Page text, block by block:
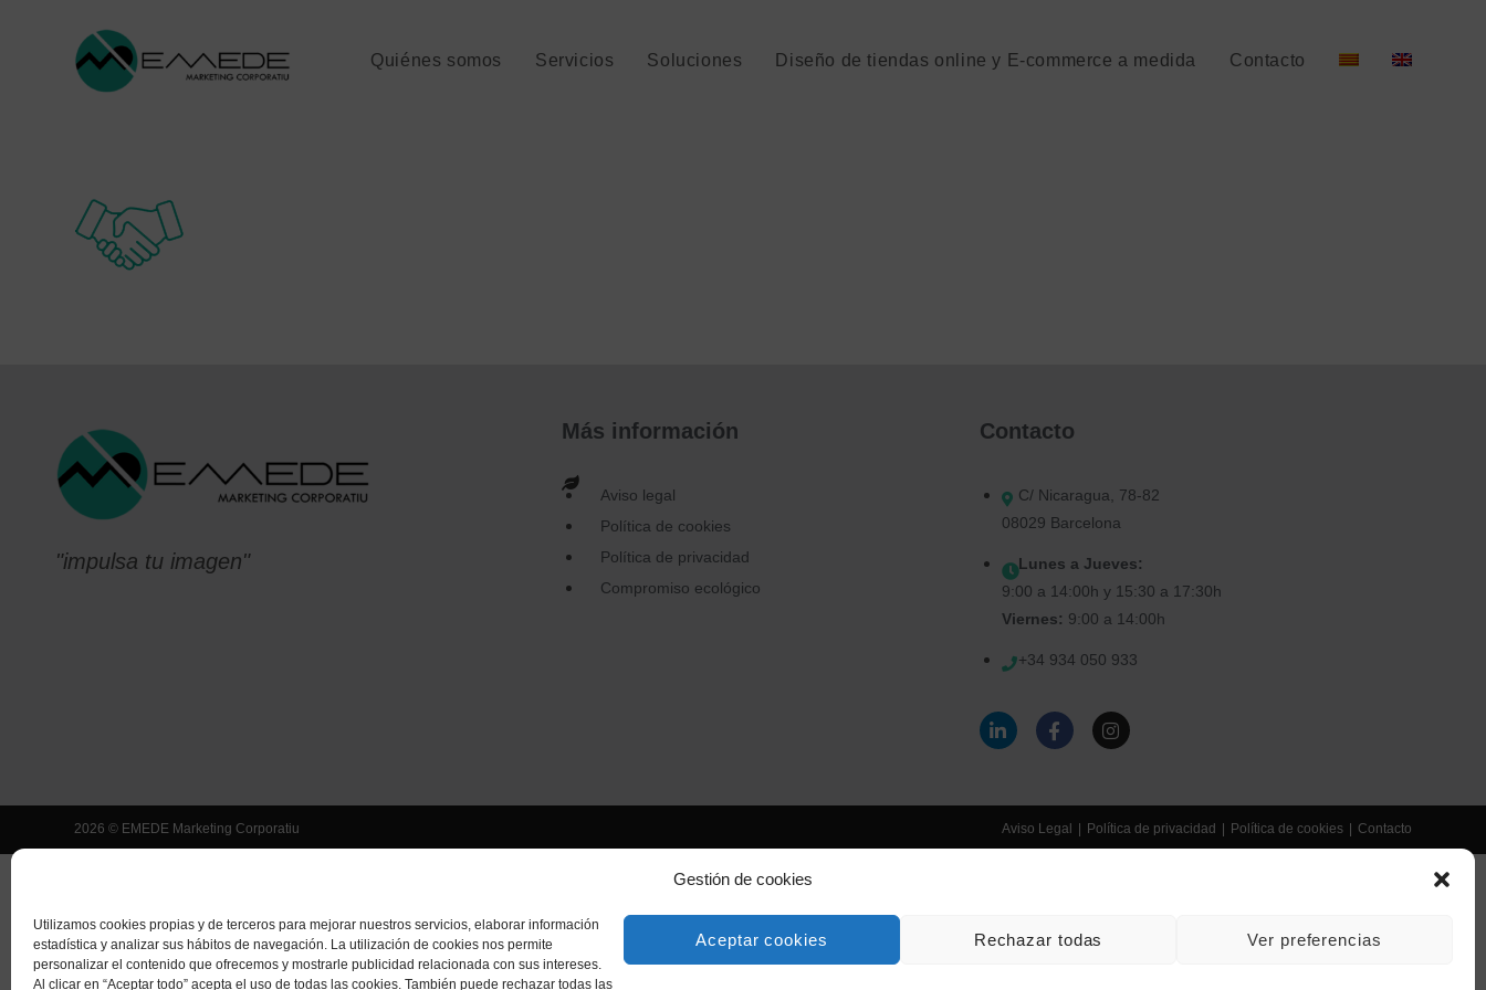
Gestión de cookies
Utilizamos cookies propias y de terceros para mejorar nuestros servicios, elaborar información
estadística y analizar sus hábitos de navegación. La utilización de cookies nos permite
personalizar el contenido que ofrecemos y mostrarle publicidad relacionada con sus intereses.
Al clicar en “Aceptar todo” acepta el uso de todas las cookies. También puede rechazar todas las
Aceptar cookies Rechazar todas Ver preferencias
Quiénes somos Servicios Soluciones Diseño de tiendas online y E-commerce a medida Contacto
"impulsa tu imagen"
Más información
Aviso legal
Política de cookies
Política de privacidad
Compromiso ecológico
Contacto
C/ Nicaragua, 78-82
08029 Barcelona
Lunes a Jueves:
9:00 a 14:00h y 15:30 a 17:30h
Viernes: 9:00 a 14:00h
+34 934 050 933
Aviso Legal Política de privacidad Política de cookies Contacto
2026 © EMEDE Marketing Corporatiu